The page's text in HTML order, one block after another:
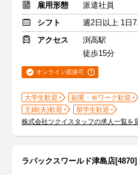
雇用形態
派遣社員
シフト
週2日以上 1日
アクセス
渕高駅
徒歩15分
オンライン面接可
大学生歓迎 副業・Ｗワーク歓迎
主婦(夫)歓迎
留学生歓迎
株式会社ツクイスタッフの求人一覧を
ラパックスワールド津島店[4870]